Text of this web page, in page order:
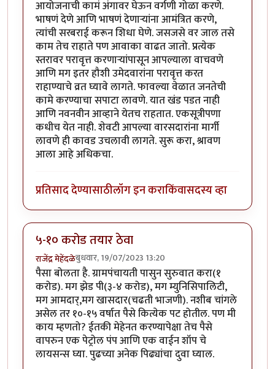
आयोजनाची कामं अंगावर घेऊन वर्गणी गोळा करणे.
भाषणं देणे आणि भाषणं देणाऱ्यांना आमंत्रित करणे,
त्यांची सरबराई करून शिधा घेणे. जसजसे वर जाल तसे
काम तेच राहाते पण आवाका वाढत जातो. प्रत्येक
स्तरावर परावृत्त करणाऱ्यांपासून आपल्याला वाचवणे
आणि मग इतर हौशी उमेदवारांना परावृत्त करत
राहाण्याचे व्रत घ्यावे लागते. फावल्या वेळात जनतेची
कामे करण्याचा सपाटा लावणे. यात खंड पडत नाही
आणि नवनवीन आव्हाने येतच राहतात. एकसूत्रीपणा
कधीच येत नाही. शेवटी आपल्या वारसदारांना मार्गी
लावणे ही कावड उचलावी लागते. सुरू करा, श्रावण
आला आहे अधिकचा.
प्रतिसाद देण्यासाठीलॉग इन कराकिंवासदस्य व्हा
५-१० करोड तयार ठेवा
राजेंद्र मेहेंदळेबुधवार, 19/07/2023 13:20
पैसा बोलता है. ग्रामपंचायती पासुन सुरुवात करा(१
करोड). मग झेड पी(३-४ करोड), मग म्युनिसिपालिटी,
मग आमदार्,मग खासदार(चढती भाजणी). नशीब चांगले
असेल तर १०-१५ वर्षात पैसे कित्येक पट होतील. पण मी
काय म्हणतो? ईतकी मेहेनत करण्यापेक्षा तेच पैसे
वापरुन एक पेट्रोल पंप आणि एक वाईन शॉप चे
लायसन्स घ्या. पुढच्या अनेक पिढ्यांचा दुवा घ्याल.